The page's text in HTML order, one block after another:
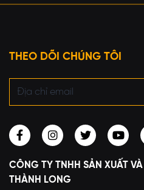
THEO DÕI CHÚNG TÔI
CÔNG TY TNHH SẢN XUẤT
THÀNH LONG